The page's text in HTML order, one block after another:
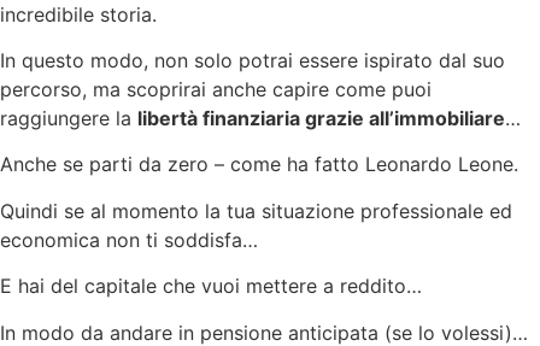
incredibile storia.
In questo modo, non solo potrai essere ispirato dal suo
percorso, ma scoprirai anche capire come puoi
raggiungere la libertà finanziaria grazie all’immobiliare…
Anche se parti da zero – come ha fatto Leonardo Leone.
Quindi se al momento la tua situazione professionale ed
economica non ti soddisfa…
E hai del capitale che vuoi mettere a reddito…
In modo da andare in pensione anticipata (se lo volessi)…